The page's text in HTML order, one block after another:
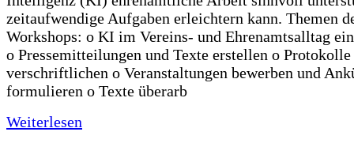
zeitaufwendige Aufgaben erleichtern kann. Themen
Workshops: o KI im Vereins- und Ehrenamtsalltag
o Pressemitteilungen und Texte erstellen o
verschriftlichen o Veranstaltungen bewerben und
formulieren o Texte überarb
Weiterlesen